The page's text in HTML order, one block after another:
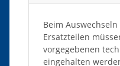
Beim
Ersatzteilen
vorgegebenen
eingehalten